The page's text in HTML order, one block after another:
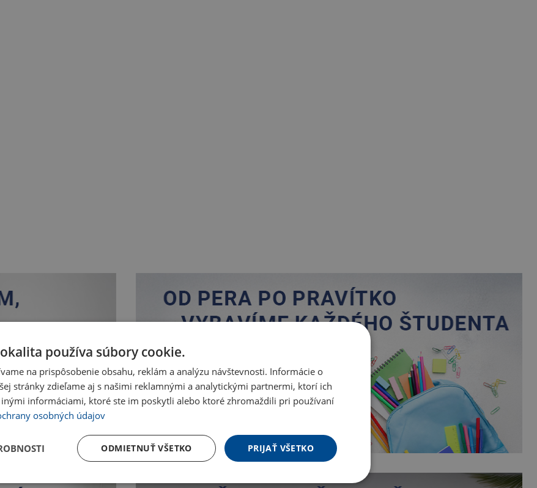
používa súbory cookie.
na prispôsobenie obsahu, reklám a analýzu návštevnosti. Informácie o
stránky zdieľame aj s našimi reklamnými a analytickými partnermi, ktorí ich
informáciami, ktoré ste im poskytli alebo ktoré zhromaždili pri používaní
osobných údajov
PRIJAŤ VŠETKO
ODMIETNUŤ VŠETKO